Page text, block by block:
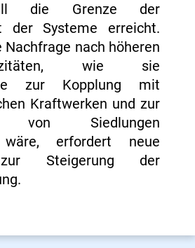
die Grenze der
der Systeme erreicht.
Nachfrage nach höheren
wie sie
zur Kopplung mit
Kraftwerken und zur
von Siedlungen
wäre, erfordert neue
Steigerung der